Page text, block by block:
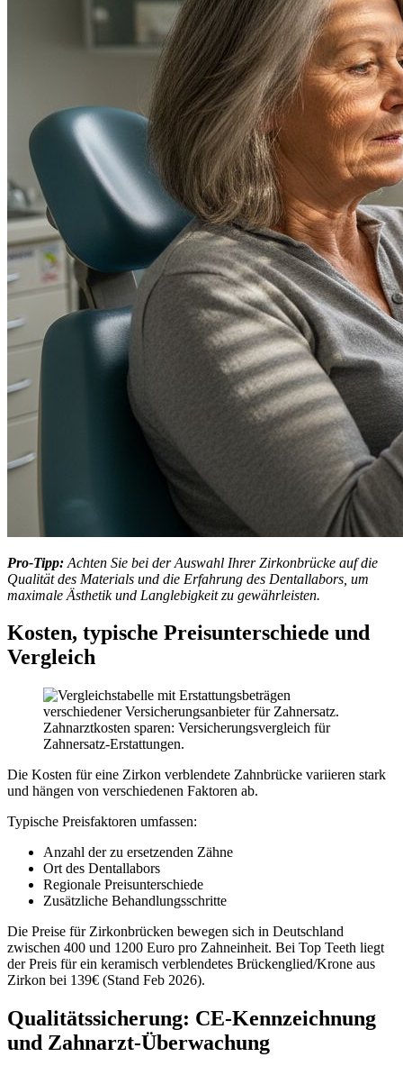
Pro-Tipp: Achten Sie bei der Auswahl Ihrer Zirkonbrücke auf die
Qualität des Materials und die Erfahrung des Dentallabors, um
maximale Ästhetik und Langlebigkeit zu gewährleisten.
Kosten, typische Preisunterschiede und
Vergleich
Zahnarztkosten sparen: Versicherungsvergleich für
Zahnersatz-Erstattungen.
Die Kosten für eine Zirkon verblendete Zahnbrücke variieren stark
und hängen von verschiedenen Faktoren ab.
Typische Preisfaktoren umfassen:
Anzahl der zu ersetzenden Zähne
Ort des Dentallabors
Regionale Preisunterschiede
Zusätzliche Behandlungsschritte
Die Preise für Zirkonbrücken bewegen sich in Deutschland
zwischen 400 und 1200 Euro pro Zahneinheit. Bei Top Teeth liegt
der Preis für ein keramisch verblendetes Brückenglied/Krone aus
Zirkon bei 139€ (Stand Feb 2026).
Qualitätssicherung: CE-Kennzeichnung
und Zahnarzt-Überwachung